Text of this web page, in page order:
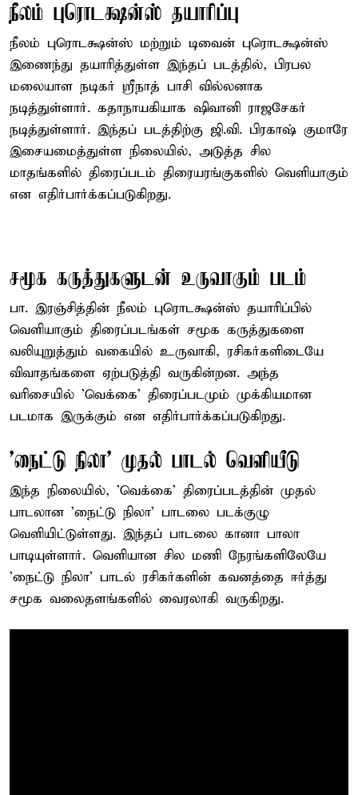
நீலம் புரொடக்ஷன்ஸ் தயாரிப்பு
நீலம் புரொடக்ஷன்ஸ் மற்றும் டிவைன் புரொடக்ஷன்ஸ்
இணைந்து தயாரித்துள்ள இந்தப் படத்தில், பிரபல
மலையாள நடிகர் ஸ்ரீநாத் பாசி வில்லனாக
நடித்துள்ளார். கதாநாயகியாக ஷிவானி ராஜசேகர்
நடித்துள்ளார். இந்தப் படத்திற்கு ஜி.வி. பிரகாஷ் குமாரே
இசையமைத்துள்ள நிலையில், அடுத்த சில
மாதங்களில் திரைப்படம் திரையரங்குகளில் வெளியாகும்
என எதிர்பார்க்கப்படுகிறது.
சமூக கருத்துகளுடன் உருவாகும் படம்
பா. இரஞ்சித்தின் நீலம் புரொடக்ஷன்ஸ் தயாரிப்பில்
வெளியாகும் திரைப்படங்கள் சமூக கருத்துகளை
வலியுறுத்தும் வகையில் உருவாகி, ரசிகர்களிடையே
விவாதங்களை ஏற்படுத்தி வருகின்றன. அந்த
வரிசையில் 'வெக்கை' திரைப்படமும் முக்கியமான
படமாக இருக்கும் என எதிர்பார்க்கப்படுகிறது.
'நைட்டு நிலா' முதல் பாடல் வெளியீடு
இந்த நிலையில், 'வெக்கை' திரைப்படத்தின் முதல்
பாடலான 'நைட்டு நிலா' பாடலை படக்குழு
வெளியிட்டுள்ளது. இந்தப் பாடலை கானா பாலா
பாடியுள்ளார். வெளியான சில மணி நேரங்களிலேயே
'நைட்டு நிலா' பாடல் ரசிகர்களின் கவனத்தை ஈர்த்து
சமூக வலைதளங்களில் வைரலாகி வருகிறது.